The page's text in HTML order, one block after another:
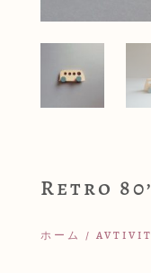
Retro
ホーム /